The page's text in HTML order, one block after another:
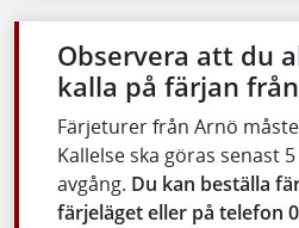
Observera att du
kalla på färjan
Färjeturer från Arnö
Kallelse ska göras senast
avgång. Du kan beställa
färjeläget eller på telefon